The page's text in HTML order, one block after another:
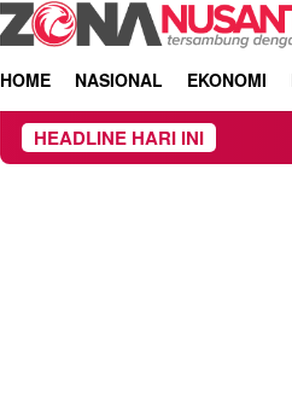
HOME NASIONAL EKONOMI
HEADLINE HARI INI